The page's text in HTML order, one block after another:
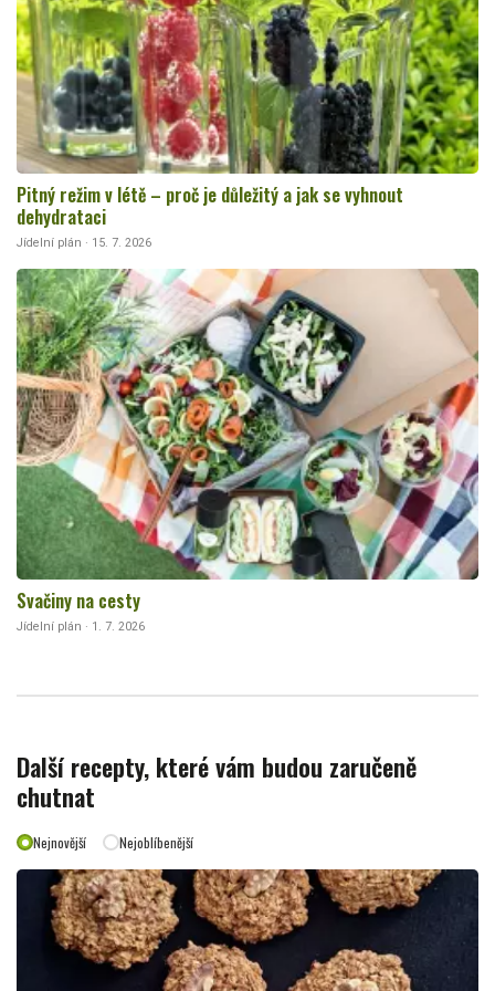
Pitný režim v létě – proč je důležitý a jak se vyhnout
dehydrataci
Jídelní plán · 15. 7. 2026
Svačiny na cesty
Jídelní plán · 1. 7. 2026
Další recepty, které vám budou zaručeně
chutnat
Nejnovější Nejoblíbenější